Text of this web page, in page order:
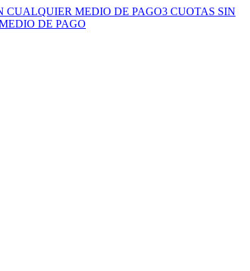
CUALQUIER MEDIO DE PAGO3 CUOTAS SIN
DE PAGO